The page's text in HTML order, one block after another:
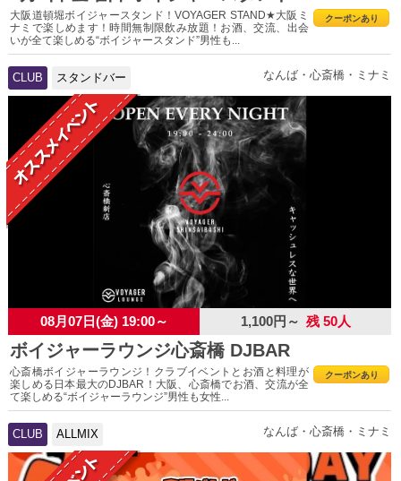
クーポンあり
大阪道頓堀ボイジャースタンド！VOYAGER STAND★大阪ミ
ナミで楽しめます！時間無制限飲み放題！お酒、交流、出会
いが全て楽しめる“ボイジャースタンド”男性も...
CLUB スタンドバー なんば・心斎橋・ミナミ
08月07日(金) 19:00～ 1,100円～ 残 50人
ボイジャーラウンジ心斎橋 DJBAR
クーポンあり
心斎橋ボイジャーラウンジ！クラブイベントとお酒と料理が
楽しめる日本最大のDJBAR！大阪、心斎橋でお酒、交流が全
て楽しめる“ボイジャーラウンジ”男性も女性...
CLUB ALLMIX なんば・心斎橋・ミナミ